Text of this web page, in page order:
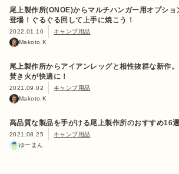
尾上製作所(ONOE)からマルチハンガー用オプショ
登場！ぐるぐる回して上手に焼こう！
2022.01.16
キャンプ用品
Makoto.K
尾上製作所からアイアンレッグと相性抜群な新作
焚き火が快適に！
2021.09.02
キャンプ用品
Makoto.K
高品質な製品を手がける尾上製作所のおすすめ16選
2021.08.25
キャンプ用品
ゆーまん